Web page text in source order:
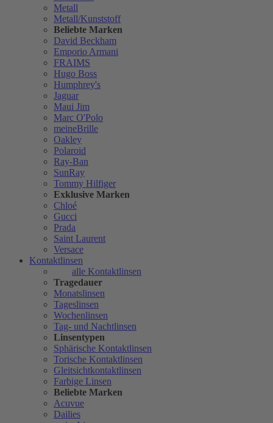
Metall
Metall/Kunststoff
Beliebte Marken
David Beckham
Emporio Armani
FRAIMS
Hugo Boss
Humphrey's
Jaguar
Maui Jim
Marc O'Polo
meineBrille
Oakley
Polaroid
Ray-Ban
SunRay
Tommy Hilfiger
Exklusive Marken
Chloé
Gucci
Prada
Saint Laurent
Versace
Kontaktlinsen
alle Kontaktlinsen
Tragedauer
Monatslinsen
Tageslinsen
Wochenlinsen
Tag- und Nachtlinsen
Linsentypen
Sphärische Kontaktlinsen
Torische Kontaktlinsen
Gleitsichtkontaktlinsen
Farbige Linsen
Beliebte Marken
Acuvue
Dailies